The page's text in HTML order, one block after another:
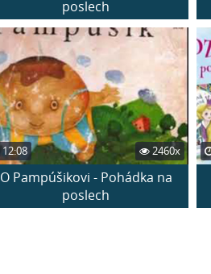
poslech
12:08 2460x
O Pampúšikovi - Pohádka na
poslech